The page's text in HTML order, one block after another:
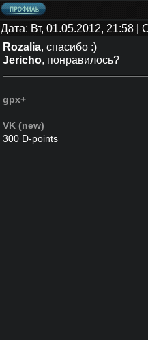
Дата: Вт, 01.05.2012, 21:58
Rozalia, спасибо :)
Jericho, понравилось?
gpx+
VK (new)
300 D-points